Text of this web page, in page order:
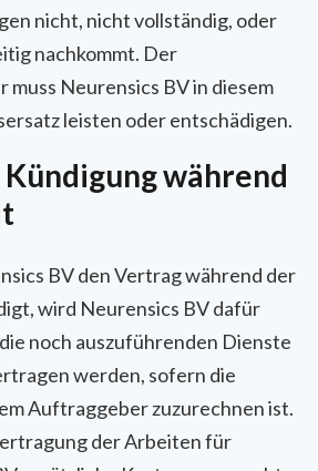
nicht, nicht vollständig, oder
nachkommt. Der
Neurensics BV in diesem
leisten oder entschädigen.
während
BV den Vertrag während der
wird Neurensics BV dafür
noch auszuführenden Dienste
werden, sofern die
Auftraggeber zuzurechnen ist.
der Arbeiten für